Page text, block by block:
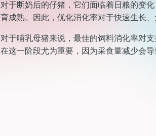
对于断奶后的仔猪，它们面临着日粮的变
育成熟。因此，优化消化率对于快速生长、
对于哺乳母猪来说，最佳的饲料消化率对
在这一阶段尤为重要，因为采食量减少会